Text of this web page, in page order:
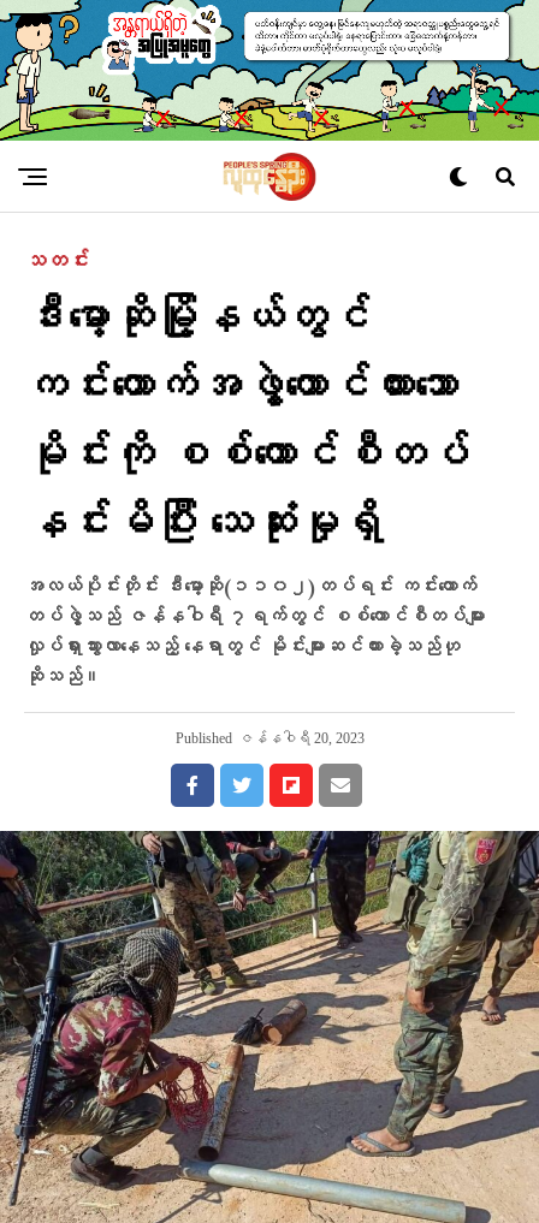
သတင်း
ဒီးမော့ဆိုမြို့နယ်တွင်
ကင်းထောက်အဖွဲ့ထောင်ထားသော
မိုင်းကို စစ်ကောင်စီတပ်
နင်းမိပြီး သေဆုံးမှုရှိ
အလယ်ပိုင်းတိုင်း ဒီးမော့ဆို(၁၁၀၂)တပ်ရင်း ကင်းထောက်
တပ်ဖွဲ့သည် ဇန်နဝါရီ ၇ရက်တွင် စစ်ကောင်စီတပ်များ
လှုပ်ရှားသွားလာနေသည့် နေရာတွင် မိုင်းများဆင်ထားခဲ့သည်ဟု
ဆိုသည်။
Published ဇန်နဝါရီ 20, 2023